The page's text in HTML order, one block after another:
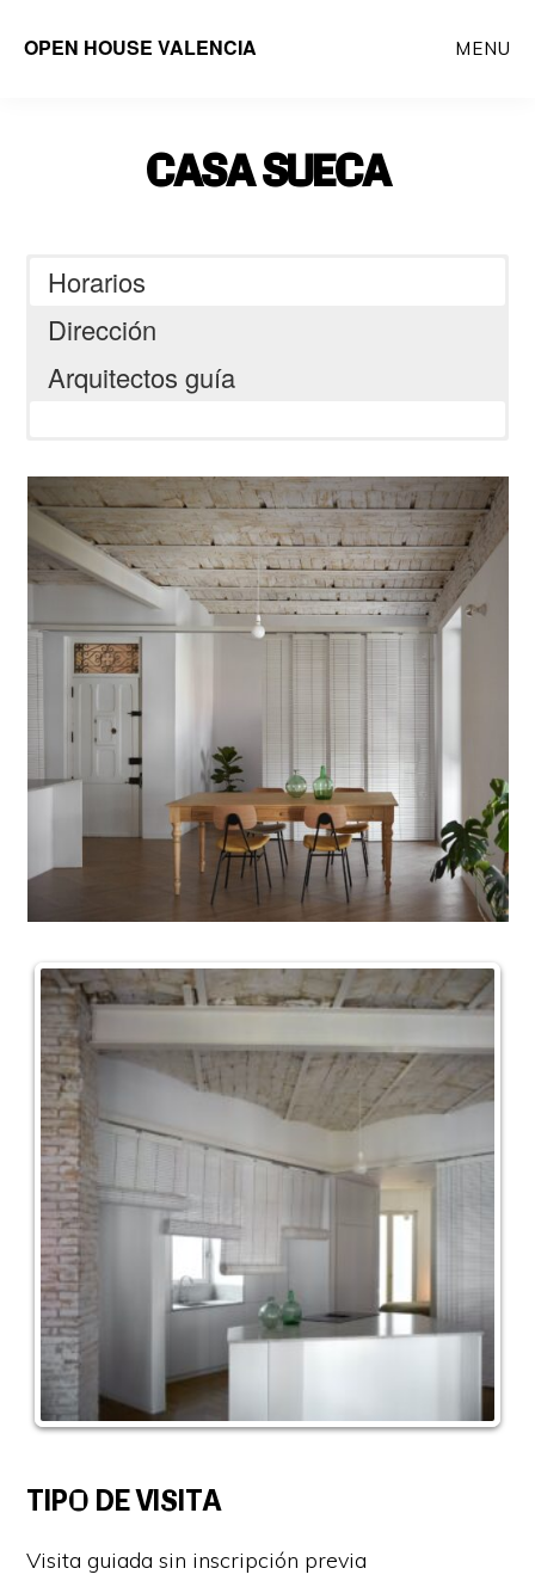
OPEN HOUSE VALENCIA MENU
CASA SUECA
Horarios
Dirección
Arquitectos guía
Spain
TIPO DE VISITA
Visita guiada sin inscripción previa